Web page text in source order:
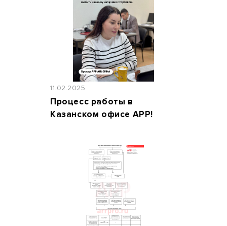
11.02.2025
Процесс работы в
Казанском офисе АРР!